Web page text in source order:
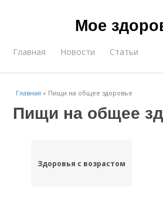
Мое
Главная Новости Статьи
Главная » Пищи на общее здоровье
Пищи на общее
Здоровья с возрастом